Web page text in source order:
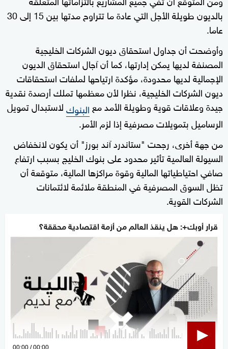
بالديون طويلة الأجل التي عادة ما تتراوح مدتها بين 15 إلى 30
عاما.
وأوضحت أن جداول استحقاق ديون الشركات الخليجية
المصنفة لديها يمكن إدارتها، كما أن آجال استحقاق الديون
الإجمالية لديها محدودة، مؤكدة ارتياحها لملفات استحقاقات
ديون الشركات الخليجية، نظرا لأن معظمها تملك أرصدة نقدية
جيدة وعلاقات قوية وطويلة الأمد معالبنوكلاستبدال تمويل
الرساميل بتمويلات مصرفية إذا لزم الأمر.
من جهة أخرى، رجحت "ستاندرد آند بورز" أن يكون لانخفاض
السيولة العالمية تأثير محدود على بنوك الخليج بسبب ارتفاع
صافي احتياطياتها المالية وقوة مراكزها المالية، متوقعة أن
تظل السوق المصرفية في المنطقة ملائمة لائتمانات
الشركات القوية.
قرار أوبك+: هل ينقذ العالم من أزمة اقتصادية محققة؟
0